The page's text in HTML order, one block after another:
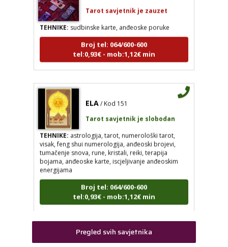
Tarot savjetnik je zauzet
TEHNIKE:sudbinske karte, anđeoske poruke
Broj tel: 064/600-600
tel:0,93€ - mob:1,12€ min
ELA / Kod 151
Tarot savjetnik je slobodan
TEHNIKE:astrologija, tarot, numerološki tarot,
visak, feng shui numerologija, anđeoski brojevi,
tumačenje snova, rune, kristali, reiki, terapija
bojama, anđeoske karte, iscjeljivanje anđeoskim
energijama
Broj tel: 064/600-600
tel:0,93€ - mob:1,12€ min
TEODORA/ Kod 29
Pregled svih savjetnika
LUCIJA / Kod #136
Tarot savjetnik je zauzet
TEHNIKE:sudbinske karte, anđeoske poruke
Broj tel: 064/600-600
tel:0,93€ - mob:1,12€ min
ELA/ Kod 151
Tarot savjetnik je slobodan
astrologija, tarot, numerološki tarot, visak, feng